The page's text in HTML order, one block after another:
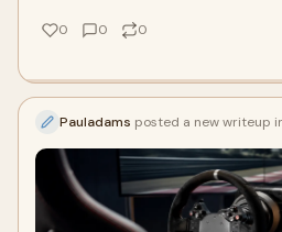
0 0 0
Pauladams posted a new writeup